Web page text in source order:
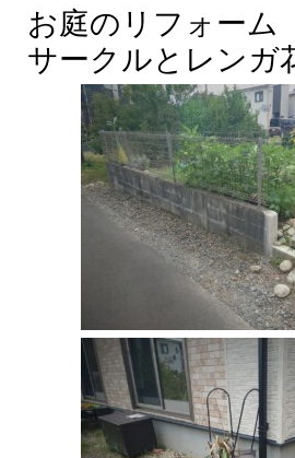
お庭のリフォー
サークルとレンガ